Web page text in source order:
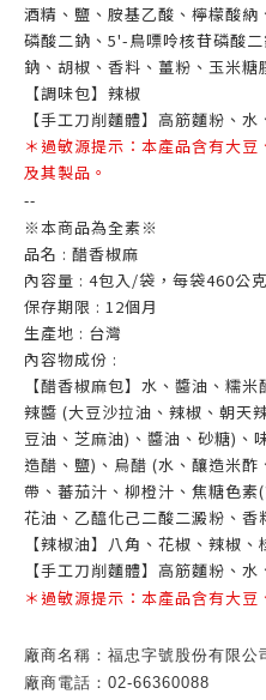
酒精、鹽、胺基乙酸、檸檬酸
磷酸二鈉、5'-鳥嘌呤核苷磷酸
鈉、胡椒、香料、薑粉、玉米糖
【調味包】辣椒
【手工刀削麵體】高筋麵粉、水
＊過敏源提示：本產品含有大
及其製品 。
--
※本商品為全素※
品名 : 醋香椒麻
內容量 : 4包入/袋，每袋460公克
保存期限 : 12個月
生產地 : 台灣
內容物成份 :
【醋香椒麻包】水、醬油、糯
辣醬 (大豆沙拉油、辣椒、朝天
豆油、芝麻油)、醬油、砂糖)、
造醋、鹽)、烏醋 (水、釀造米
帶、蕃茄汁、柳橙汁、焦糖色
花油、乙醯化己二酸二澱粉、香
【辣椒油】八角、花椒、辣椒
【手工刀削麵體】高筋麵粉、水
＊過敏源提示：本產品含有大豆
廠商名稱：福忠字號股份有限公
廠商電話：02-66360088